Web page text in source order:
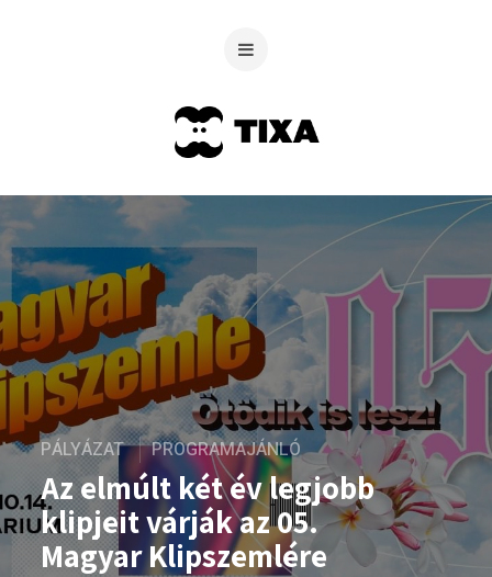
PÁLYÁZAT PROGRAMAJÁNLÓ
Az elmúlt két év legjobb
klipjeit várják az 05.
Magyar Klipszemlére